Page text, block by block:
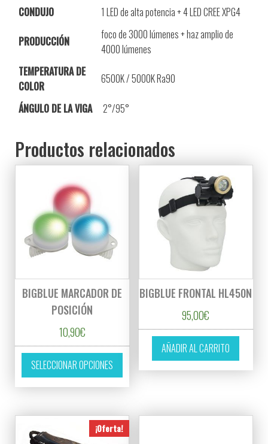
CONDUJO 1 LED de alta potencia + 4 LED CREE XPG4
PRODUCCIÓN
foco de 3000 lúmenes + haz amplio de
4000 lúmenes
TEMPERATURA DE
COLOR
6500K / 5000K Ra90
ÁNGULO DE LA VIGA 2°/95°
Productos relacionados
BIGBLUE MARCADOR DE
POSICIÓN
10,90€
SELECCIONAR OPCIONES
Este producto tiene múltiples variantes.
BIGBLUE FRONTAL HL450N
95,00€
AÑADIR AL CARRITO
¡Oferta!